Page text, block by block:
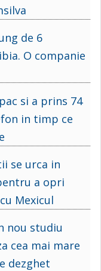
de 6
O companie
si a prins 74
in timp ce
se urca in
a opri
Mexicul
nou studiu
cea mai mare
dezghet